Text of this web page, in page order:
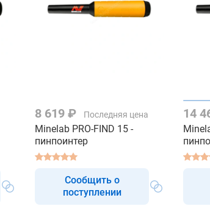
8 619 ₽ Последняя цена
Minelab PRO-FIND 15 -
пинпоинтер
Сообщить о
поступлении
14